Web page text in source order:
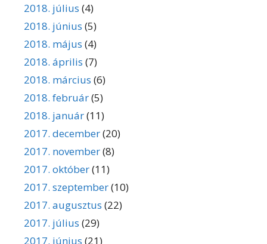
2018. július (4)
2018. június (5)
2018. május (4)
2018. április (7)
2018. március (6)
2018. február(5)
2018. január(11)
2017. december(20)
2017. november(8)
2017. október(11)
2017. szeptember(10)
2017. augusztus (22)
2017. július (29)
2017. június (21)